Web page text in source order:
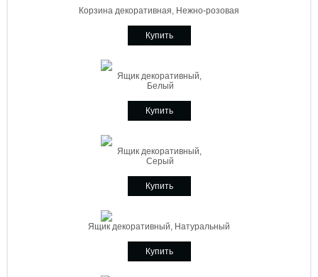
Корзина декоративная, Нежно-розовая
Купить
Ящик декоративный,
Белый
Купить
Ящик декоративный,
Серый
Купить
Ящик декоративный, Натуральный
Купить